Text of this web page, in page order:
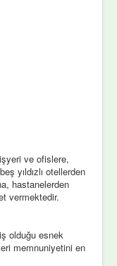
ve ofislere,
yıldızlı otellerden
hastanelerden
vermektedir.
olduğu esnek
memnuniyetini en